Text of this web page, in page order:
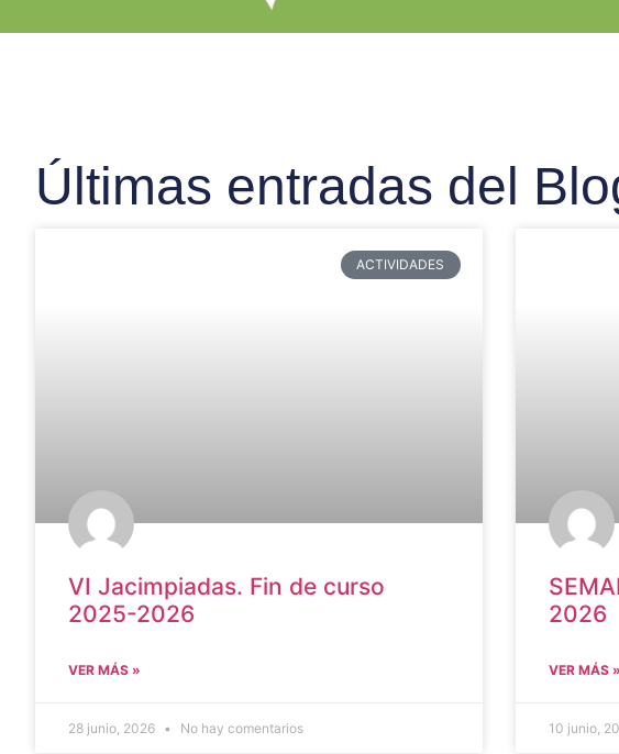
Últimas entradas del
ACTIVIDADES
VI Jacimpiadas. Fin de curso
2025-2026
VER MÁS »
28 junio, 2026 No hay comentarios
2026
VER MÁS »
10 junio,